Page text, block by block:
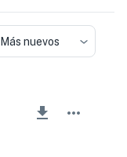
Más nuevos